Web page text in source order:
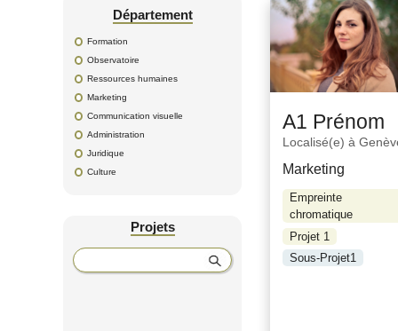
Département
Formation
Observatoire
Ressources humaines
Marketing
Communication visuelle
Administration
Juridique
Culture
Projets
A1 Prénom
Localisé(e) à
Marketing
Empreinte
chromatique
Projet 1
Sous-Projet1